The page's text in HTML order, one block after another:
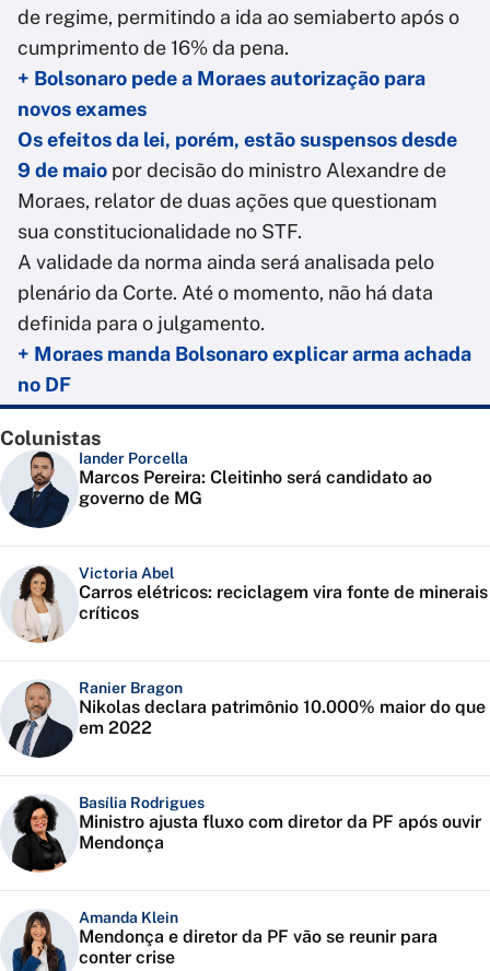
de regime, permitindo a ida ao semiaberto após o
cumprimento de 16% da pena.
+ Bolsonaro pede a Moraes autorização para
novos exames
Os efeitos da lei, porém, estão suspensos desde
9 de maio por decisão do ministro Alexandre de
Moraes, relator de duas ações que questionam
sua constitucionalidade no STF.
A validade da norma ainda será analisada pelo
plenário da Corte. Até o momento, não há data
definida para o julgamento.
+ Moraes manda Bolsonaro explicar arma achada
no DF
Colunistas
Iander Porcella
Marcos Pereira: Cleitinho será candidato ao
governo de MG
Victoria Abel
Carros elétricos: reciclagem vira fonte de minerais
críticos
Ranier Bragon
Nikolas declara patrimônio 10.000% maior do que
em 2022
Basília Rodrigues
Ministro ajusta fluxo com diretor da PF após ouvir
Mendonça
Amanda Klein
Mendonça e diretor da PF vão se reunir para
conter crise